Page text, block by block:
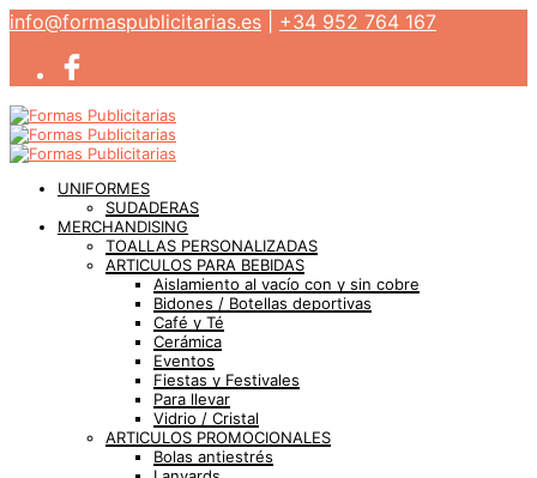
info@formaspublicitarias.es +34 952 764 167
UNIFORMES
SUDADERAS
MERCHANDISING
TOALLAS PERSONALIZADAS
ARTICULOS PARA BEBIDAS
Aislamiento al vacío con y sin cobre
Bidones / Botellas deportivas
Café y Té
Cerámica
Eventos
Fiestas y Festivales
Para llevar
Vidrio / Cristal
ARTICULOS PROMOCIONALES
Bolas antiestrés